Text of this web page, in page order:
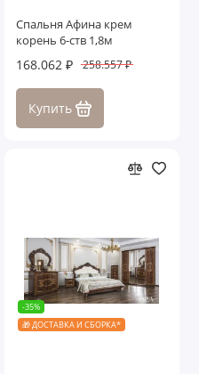
Спальня Афина крем
корень 6-ств 1,8м
168.062 ₽ 258.557 ₽
Купить
-35%
🎁 ДОСТАВКА И СБОРКА*